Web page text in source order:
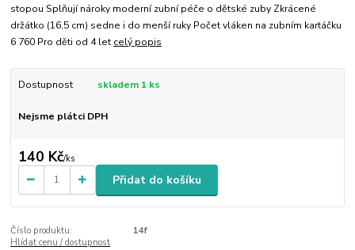
stopou Splňují nároky moderní zubní péče o dětské zuby Zkrácené
držátko (16,5 cm) sedne i do menší ruky Počet vláken na zubním kartáčku
6 760 Pro děti od 4 let celý popis
Dostupnost skladem 1 ks
Nejsme plátci DPH
140 Kč/ks
Přidat do košíku
Číslo produktu:
14f
Hlídat cenu / dostupnost